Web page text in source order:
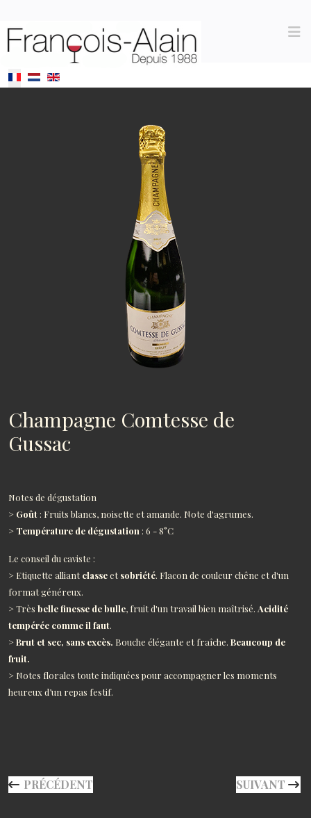
Champagne Comtesse de
Gussac
Notes de dégustation
> Goût : Fruits blancs, noisette et amande. Note d'agrumes.
> Température de dégustation : 6 - 8°C
Le conseil du caviste :
> Etiquette alliantclasseetsobriété. Flacon de couleur chêne et d'un
format généreux.
> Très belle finesse de bulle, fruit d'un travail bien maîtrisé. Acidité
tempérée comme il faut.
>Brut et sec, sans excès. Bouche élégante et fraîche. Beaucoup de
fruit.
> Notes florales toute indiquées pour accompagner les moments
heureux d’un repas festif.
ARTICLE PRÉCÉDENT : CHAMPAGNE COMTESSE DE
PRÉCÉDENT ARTICLE
SUIVANT